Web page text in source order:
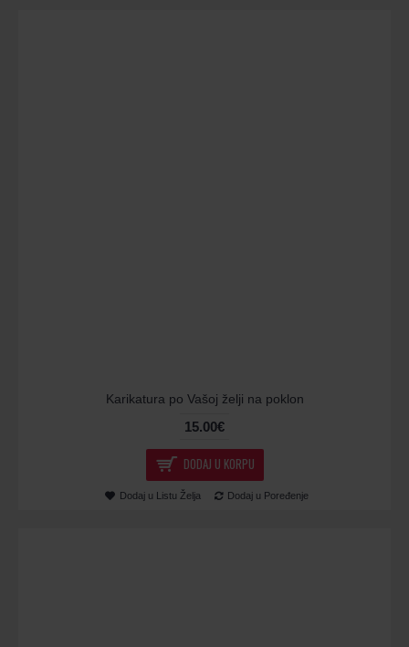
Karikatura po Vašoj želji na poklon
15.00€
DODAJ U KORPU
Dodaj u Listu Želja Dodaj u Poređenje